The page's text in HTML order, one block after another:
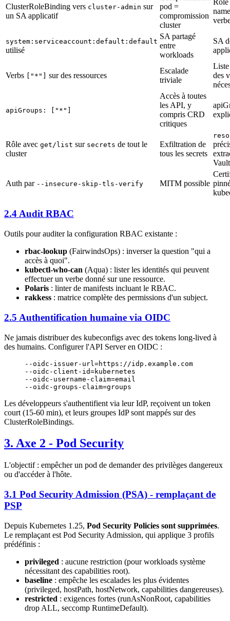
ClusterRoleBinding vers cluster-admin sur
un SA applicatif
pod =
compromission
cluster
system:serviceaccount:default:default
utilisé
SA partagé
entre
workloads
SA
Verbs ["*"] sur des ressources
Escalade
triviale
des
apiGroups: ["*"]
Accès à toutes
les API, y
compris CRD
critiques
Rôle avec get/list sur secrets de tout le
cluster
Exfiltration de
tous les secrets
Vault
Auth par --insecure-skip-tls-verify MITM possible
2.4 Audit RBAC
Outils pour auditer la configuration RBAC existante :
rbac-lookup (FairwindsOps) : inverser la question "qui a
accès à quoi".
kubectl-who-can (Aqua) : lister les identités qui peuvent
effectuer un verbe donné sur une ressource.
Polaris : linter de manifests incluant le RBAC.
rakkess : matrice complète des permissions d'un subject.
2.5 Authentification humaine via OIDC
Ne jamais distribuer des kubeconfigs avec des tokens long-lived à
des humains. Configurer l'API Server en OIDC :
--oidc-issuer-url=https://idp.example.com
--oidc-client-id=kubernetes
--oidc-username-claim=email
--oidc-groups-claim=groups
Les développeurs s'authentifient via leur IdP, reçoivent un token
court (15-60 min), et leurs groupes IdP sont mappés sur des
ClusterRoleBindings.
3. Axe 2 - Pod Security
L'objectif : empêcher un pod de demander des privilèges dangereux
ou d'accéder à l'hôte.
3.1 Pod Security Admission (PSA) - remplaçant de
PSP
Depuis Kubernetes 1.25, Pod Security Policies sont supprimées.
Le remplaçant est Pod Security Admission, qui applique 3 profils
prédéfinis :
privileged : aucune restriction (pour workloads système
nécessitant des capabilities root).
baseline : empêche les escalades les plus évidentes
(privileged, hostPath, hostNetwork, capabilities dangereuses).
restricted : exigences fortes (runAsNonRoot, capabilities
drop ALL, seccomp RuntimeDefault).